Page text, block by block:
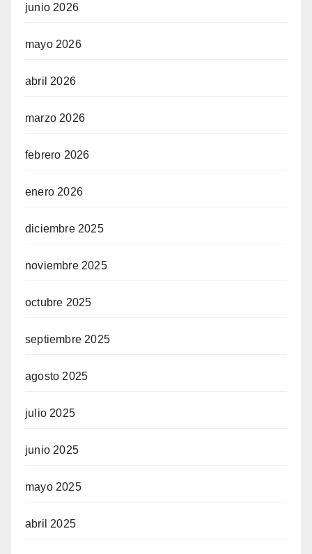
junio 2026
mayo 2026
abril 2026
marzo 2026
febrero 2026
enero 2026
diciembre 2025
noviembre 2025
octubre 2025
septiembre 2025
agosto 2025
julio 2025
junio 2025
mayo 2025
abril 2025